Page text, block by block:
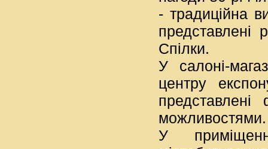
- традиційна
представлені
Спілки.
У салоні-
центру
можливостями.
У